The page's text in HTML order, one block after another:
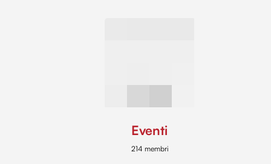
Eventi
214 membri